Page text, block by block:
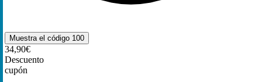
Muestra el código 100
34,90€
Descuento
cupón